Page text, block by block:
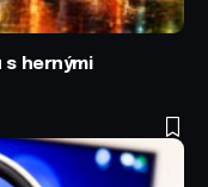
s hernými